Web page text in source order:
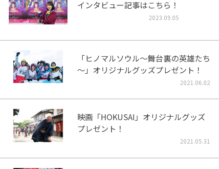
インタビュー記事はこちら！
2023.09.05
「ヒノマルソウル～舞台裏の英雄たち
～」オリジナルグッズプレゼント！
2021.06.02
映画「HOKUSAI」オリジナルグッズ
プレゼント！
2021.05.31